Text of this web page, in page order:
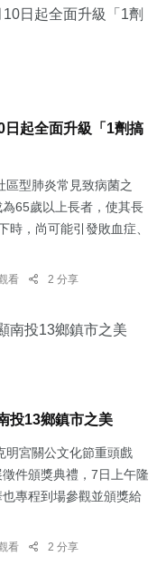
起全面升級「1劑搞
區型肺炎常見致病菌之
65歲以上長者，使其長
，尚可能引發敗血症、
看 2 分享
投13鄉鎮市之美
明宮關公文化節重頭戲
件頒獎典禮，7日上午隆
專程到場參觀並頒獎給
看 2 分享